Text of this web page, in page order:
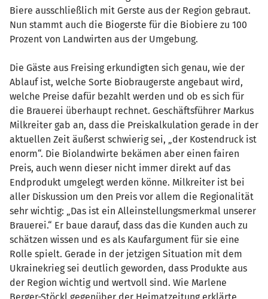
Biere ausschließlich mit Gerste aus der Region gebraut.
Nun stammt auch die Biogerste für die Biobiere zu 100
Prozent von Landwirten aus der Umgebung.
Die Gäste aus Freising erkundigten sich genau, wie der
Ablauf ist, welche Sorte Biobraugerste angebaut wird,
welche Preise dafür bezahlt werden und ob es sich für
die Brauerei überhaupt rechnet. Geschäftsführer Markus
Milkreiter gab an, dass die Preiskalkulation gerade in der
aktuellen Zeit äußerst schwierig sei, „der Kostendruck ist
enorm“. Die Biolandwirte bekämen aber einen fairen
Preis, auch wenn dieser nicht immer direkt auf das
Endprodukt umgelegt werden könne. Milkreiter ist bei
aller Diskussion um den Preis vor allem die Regionalität
sehr wichtig: „Das ist ein Alleinstellungsmerkmal unserer
Brauerei.“ Er baue darauf, dass das die Kunden auch zu
schätzen wissen und es als Kaufargument für sie eine
Rolle spielt. Gerade in der jetzigen Situation mit dem
Ukrainekrieg sei deutlich geworden, dass Produkte aus
der Region wichtig und wertvoll sind. Wie Marlene